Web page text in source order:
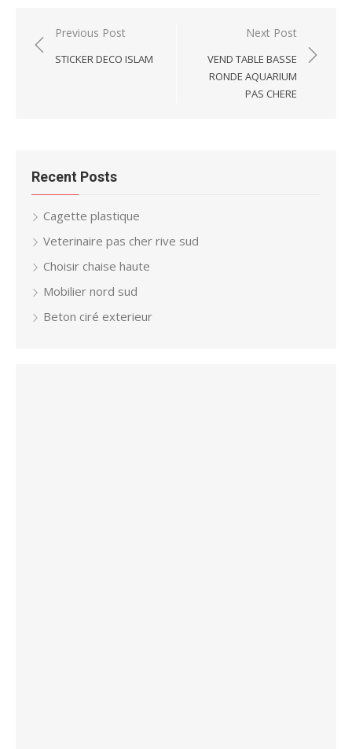
Post
navigation
Previous Post
STICKER DECO ISLAM
Next Post
VEND TABLE BASSE
RONDE AQUARIUM
PAS CHERE
Recent Posts
Cagette plastique
Veterinaire pas cher rive sud
Choisir chaise haute
Mobilier nord sud
Beton ciré exterieur